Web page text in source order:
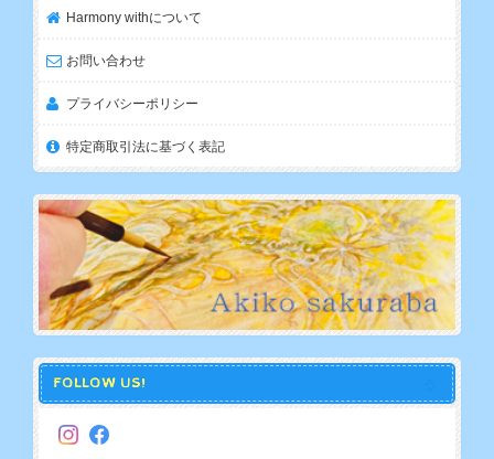
Harmony withについて
お問い合わせ
プライバシーポリシー
特定商取引法に基づく表記
FOLLOW US!